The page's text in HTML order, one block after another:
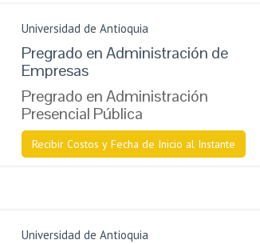
Universidad de Antioquia
Pregrado en Administración de
Empresas
Pregrado en Administración
Presencial Pública
Recibir Costos y Fecha de Inicio al Instante
Universidad de Antioquia